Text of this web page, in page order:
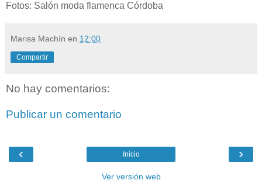
Fotos: Salón moda flamenca Córdoba
Marisa Machín en 12:00
Compartir
No hay comentarios:
Publicar un comentario
‹ ›
Inicio
Ver versión web